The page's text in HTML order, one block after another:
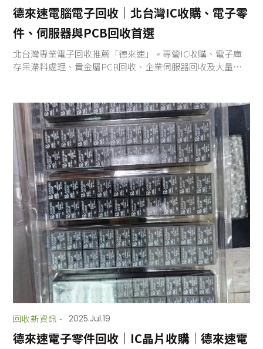
德來速電腦電子回收｜北台灣IC收購、電子零
件、伺服器與PCB回收首選
北台灣專業電子回收推薦「德來速」。專營IC收購、電子庫
存呆滯料處理、貴金屬PCB回收、企業伺服器回收及大量電
回收新資訊 - 2025.Jul.19
德來速電子零件回收｜IC晶片收購｜德來速電